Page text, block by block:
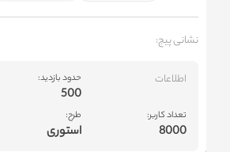
نشانی پیج:
اطلاعات
تعداد کاربر:
8000
حدود بازدید:
500
طرح:
استوری